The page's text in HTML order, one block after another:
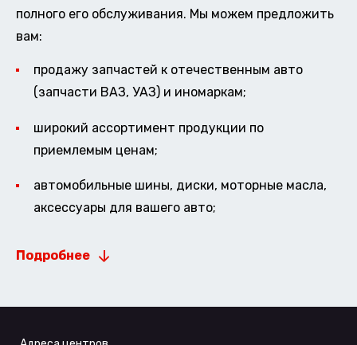
полного его обслуживания. Мы можем предложить
вам:
продажу запчастей к отечественным авто
(запчасти ВАЗ, УАЗ) и иномаркам;
широкий ассортимент продукции по
приемлемым ценам;
автомобильные шины, диски, моторные масла,
аксессуары для вашего авто;
Подробнее